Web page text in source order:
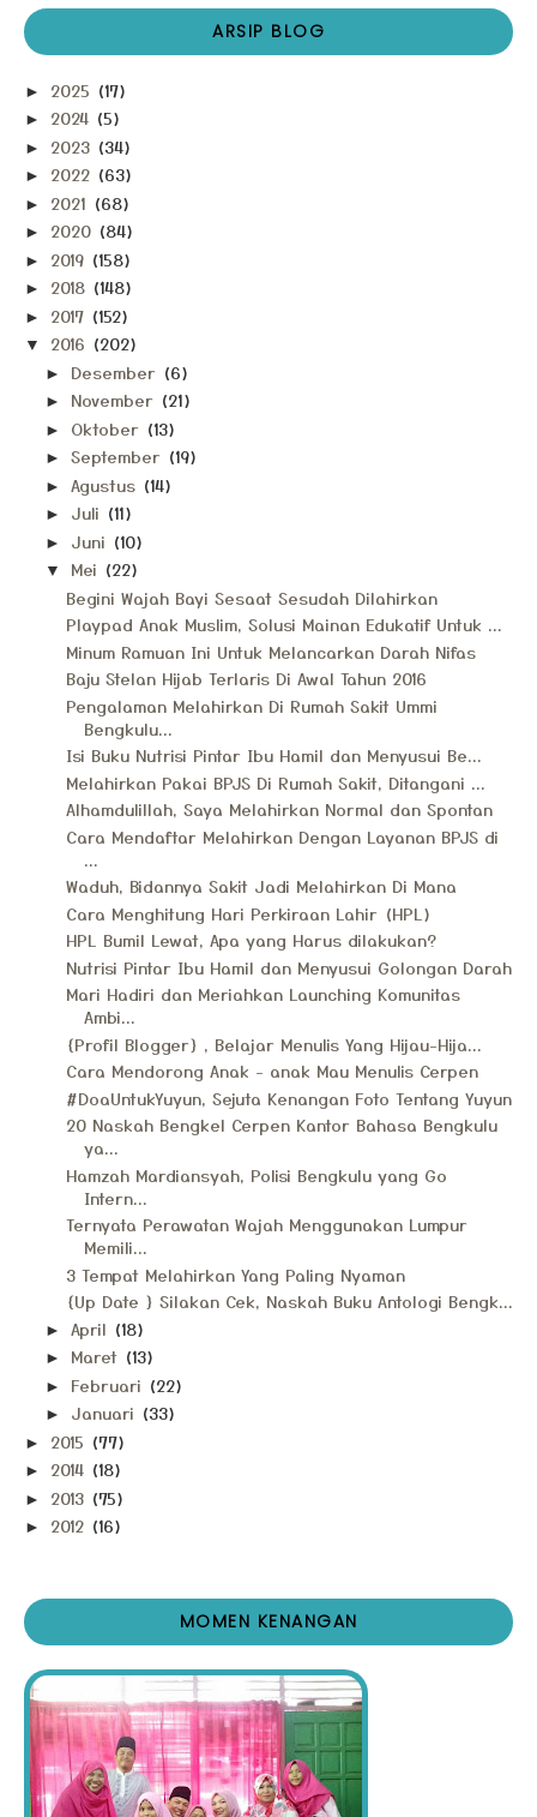
ARSIP BLOG
► 2025 (17)
► 2024 (5)
► 2023 (34)
► 2022 (63)
► 2021 (68)
► 2020 (84)
► 2019 (158)
► 2018 (148)
► 2017 (152)
▼ 2016 (202)
► Desember (6)
► November (21)
► Oktober (13)
► September (19)
► Agustus (14)
► Juli (11)
► Juni (10)
▼ Mei (22)
Begini Wajah Bayi Sesaat Sesudah Dilahirkan
Playpad Anak Muslim, Solusi Mainan Edukatif Untuk ...
Minum Ramuan Ini Untuk Melancarkan Darah Nifas
Baju Stelan Hijab Terlaris Di Awal Tahun 2016
Pengalaman Melahirkan Di Rumah Sakit Ummi
Bengkulu...
Isi Buku Nutrisi Pintar Ibu Hamil dan Menyusui Be...
Melahirkan Pakai BPJS Di Rumah Sakit, Ditangani ...
Alhamdulillah, Saya Melahirkan Normal dan Spontan
Cara Mendaftar Melahirkan Dengan Layanan BPJS di
...
Waduh, Bidannya Sakit Jadi Melahirkan Di Mana
Cara Menghitung Hari Perkiraan Lahir (HPL)
HPL Bumil Lewat, Apa yang Harus dilakukan?
Nutrisi Pintar Ibu Hamil dan Menyusui Golongan Darah
Mari Hadiri dan Meriahkan Launching Komunitas
Ambi...
{Profil Blogger} , Belajar Menulis Yang Hijau-Hija...
Cara Mendorong Anak - anak Mau Menulis Cerpen
#DoaUntukYuyun, Sejuta Kenangan Foto Tentang Yuyun
20 Naskah Bengkel Cerpen Kantor Bahasa Bengkulu
ya...
Hamzah Mardiansyah, Polisi Bengkulu yang Go
Intern...
Ternyata Perawatan Wajah Menggunakan Lumpur
Memili...
3 Tempat Melahirkan Yang Paling Nyaman
{Up Date } Silakan Cek, Naskah Buku Antologi Bengk...
► April (18)
► Maret (13)
► Februari (22)
► Januari (33)
► 2015 (77)
► 2014 (18)
► 2013 (75)
► 2012 (16)
MOMEN KENANGAN